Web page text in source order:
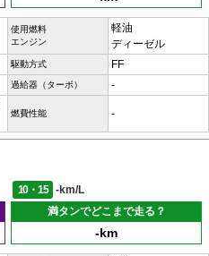
使用燃料
エンジン
軽油
ディーゼル
駆動方式 FF
過給器（ターボ） -
燃費性能 -
10・15
-km/L
満タンでどこまで走る？
-km